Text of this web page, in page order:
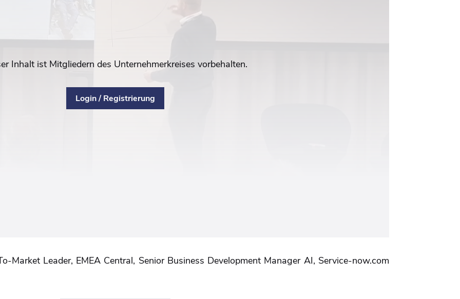
Inhalt ist Mitgliedern des Unternehmerkreises vorbehalten.
Login / Registrierung
Market Leader, EMEA Central, Senior Business Development Manager AI, Service-now.com